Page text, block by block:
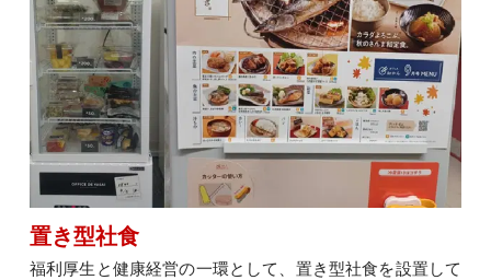
置き型社食
福利厚生と健康経営の一環として、置き型社食を設置して